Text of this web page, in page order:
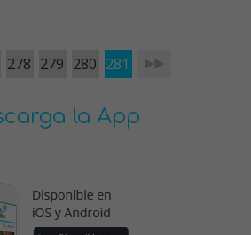
278 279 280 281
la App